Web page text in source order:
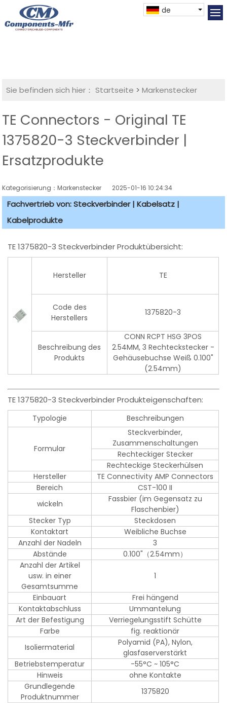
de
Sie befinden sich hier： Startseite >Markenstecker
TE Connectors - Original TE
1375820-3 Steckverbinder |
Ersatzprodukte
Kategorisierung：Markenstecker 2025-01-16 10:24:34
Fachvertrieb von: Steckverbinder | Kabelsatz |
Kabelprodukte
TE 1375820-3 Steckverbinder Produktübersicht:
Hersteller TE
Code des
Herstellers
1375820-3
Beschreibung des
Produkts
CONN RCPT HSG 3POS
2.54MM, 3 Rechteckstecker -
Gehäusebuchse Weiß 0.100"
(2.54mm)
TE 1375820-3 Steckverbinder Produkteigenschaften:
Typologie Beschreibungen
Formular
Steckverbinder,
Zusammenschaltungen
Rechteckiger Stecker
Rechteckige Steckerhülsen
Hersteller
TE Connectivity AMP Connectors
Bereich
CST-100 II
wickeln
Fassbier (im Gegensatz zu
Flaschenbier)
Stecker Typ
Steckdosen
Kontaktart
Weibliche Buchse
Anzahl der Nadeln
3
Abstände
0.100"（2.54mm）
Anzahl der Artikel
usw. in einer
Gesamtsumme
1
Einbauart
Frei hängend
Kontaktabschluss
Ummantelung
Art der Befestigung
Verriegelungsstift Schütte
Farbe
fig. reaktionär
Isoliermaterial
Polyamid (PA), Nylon,
glasfaserverstärkt
Betriebstemperatur
-55°C ~ 105°C
Hinweis
ohne Kontakte
Grundlegende
Produktnummer
1375820